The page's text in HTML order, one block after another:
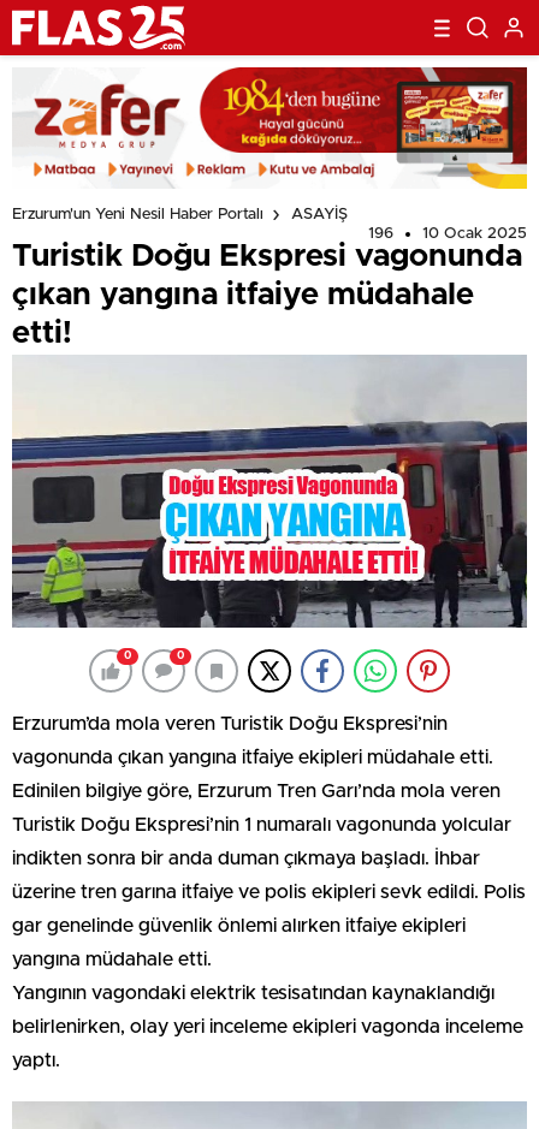
Erzurum'un Yeni Nesil Haber Portalı
ASAYİŞ
196
10 Ocak 2025
Turistik Doğu Ekspresi vagonunda
çıkan yangına itfaiye müdahale
etti!
0 0
Erzurum’da mola veren Turistik Doğu Ekspresi’nin
vagonunda çıkan yangına itfaiye ekipleri müdahale etti.
Edinilen bilgiye göre, Erzurum Tren Garı’nda mola veren
Turistik Doğu Ekspresi’nin 1 numaralı vagonunda yolcular
indikten sonra bir anda duman çıkmaya başladı. İhbar
üzerine tren garına itfaiye ve polis ekipleri sevk edildi. Polis
gar genelinde güvenlik önlemi alırken itfaiye ekipleri
yangına müdahale etti.
Yangının vagondaki elektrik tesisatından kaynaklandığı
belirlenirken, olay yeri inceleme ekipleri vagonda inceleme
yaptı.